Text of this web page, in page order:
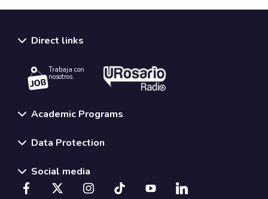
Direct links
Trabaja con
nosotros.
Academic Programs
Data Protection
Social media